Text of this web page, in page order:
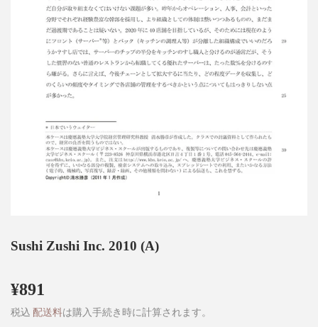
Sushi Zushi Inc. 2010 (A)
¥891
税込 配送料は購入手続き時に計算されます。